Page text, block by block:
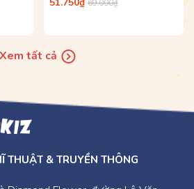
69.000₫
Xem tất cả
THUẬT & TRUYỀN THÔNG